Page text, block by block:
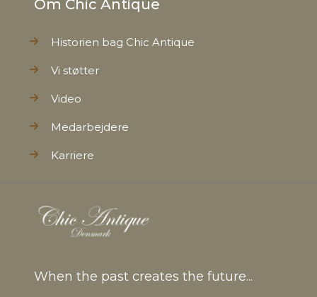
Om Chic Antique
Historien bag Chic Antique
Vi støtter
Video
Medarbejdere
Karriere
When the past creates the future...